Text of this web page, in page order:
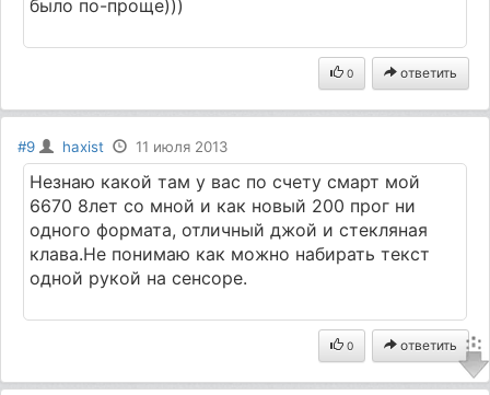
было по-проще)))
0 ответить
#9 haxist 11 июля 2013
Незнаю какой там у вас по счету смарт мой
6670 8лет со мной и как новый 200 прог ни
одного формата, отличный джой и стекляная
клава.Не понимаю как можно набирать текст
одной рукой на сенсоре.
0 ответить